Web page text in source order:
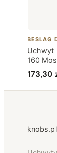
BESLAG
Uchwyt
160
173,30
knobs.pl